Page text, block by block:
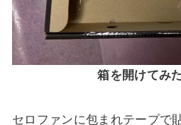
箱を開けてみ
セロファンに包まれテープで